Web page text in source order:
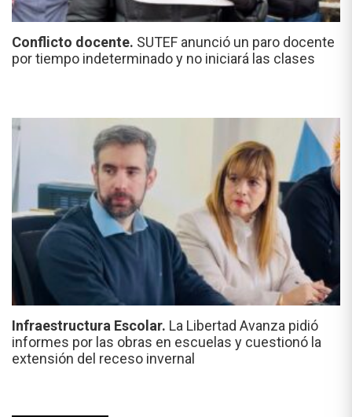
Conflicto docente. SUTEF anunció un paro docente
por tiempo indeterminado y no iniciará las clases
Infraestructura Escolar. La Libertad Avanza pidió
informes por las obras en escuelas y cuestionó la
extensión del receso invernal